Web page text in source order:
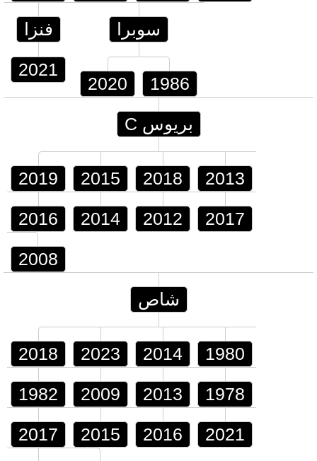
فنزا
2021
سوبرا
2020 1986
بريوس C
2019 2015 2018 2013
2016 2014 2012 2017
2008
شاص
2018 2023 2014 1980
1982 2009 2013 1978
2017 2015 2016 2021